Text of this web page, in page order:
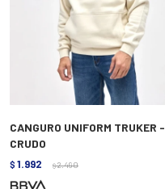
CANGURO UNIFORM TRUKER -
CRUDO
$ 1.992 $ 2.490